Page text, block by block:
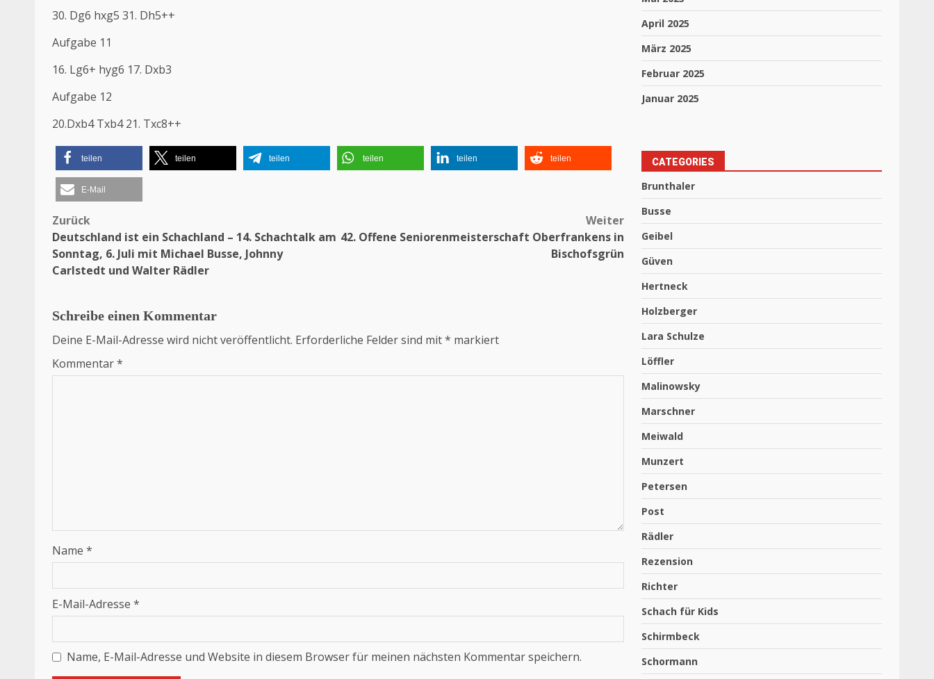
30. Dg6 hxg5 31. Dh5++
Aufgabe 11
16. Lg6+ hyg6 17. Dxb3
Aufgabe 12
20.Dxb4 Txb4 21. Txc8++
teilen teilen teilen teilen teilen teilen
E-Mail
Beitragsnavigation
Zurück
Deutschland ist ein Schachland – 14. Schachtalk am
Sonntag, 6. Juli mit Michael Busse, Johnny
Carlstedt und Walter Rädler
Weiter
42. Offene Seniorenmeisterschaft Oberfrankens in
Bischofsgrün
Schreibe einen Kommentar
Deine E-Mail-Adresse wird nicht veröffentlicht. Erforderliche Felder sind mit* markiert
Kommentar*
Name *
E-Mail-Adresse *
Name, E-Mail-Adresse und Website in diesem Browser für meinen nächsten Kommentar speichern.
April 2025
März 2025
Februar 2025
Januar 2025
CATEGORIES
Brunthaler
Busse
Geibel
Güven
Hertneck
Holzberger
Lara Schulze
Löffler
Malinowsky
Marschner
Meiwald
Munzert
Petersen
Post
Rädler
Rezension
Richter
Schach für Kids
Schirmbeck
Schormann